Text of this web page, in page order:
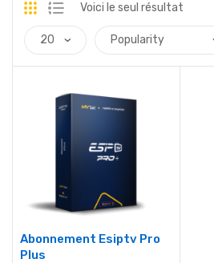
Voici le seul résultat
Abonnement Esiptv Pro
Plus